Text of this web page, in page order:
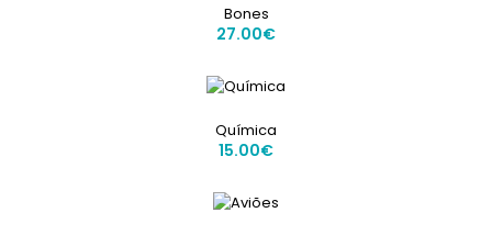
Bones
27.00€
Química
15.00€